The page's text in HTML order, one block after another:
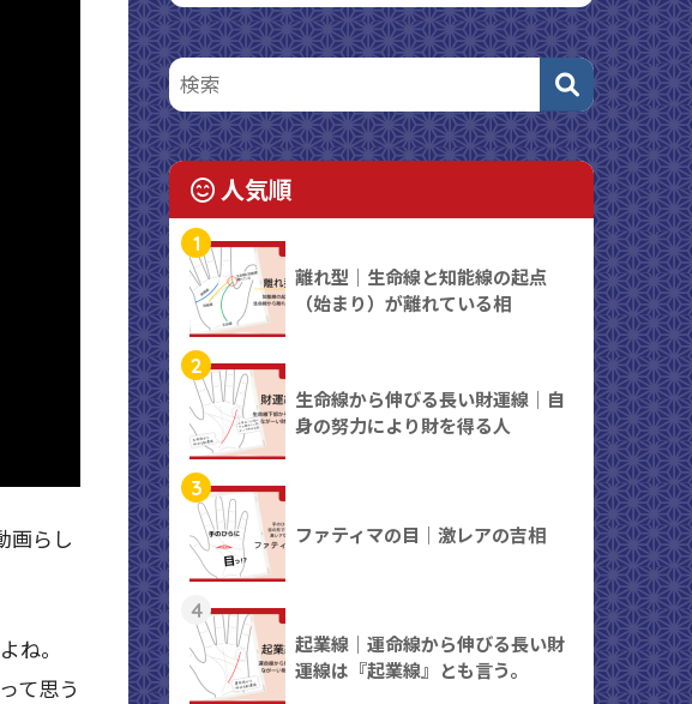
画らし
ね。
て思う
人気順
1
離れ型｜生命線と知能線の起点
（始まり）が離れている相
2
生命線から伸びる長い財運線｜自
身の努力により財を得る人
3
ファティマの目｜激レアの吉相
4
起業線｜運命線から伸びる長い財
運線は『起業線』とも言う。